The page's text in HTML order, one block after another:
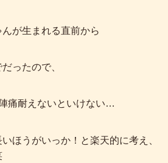
が生まれる直前から
ったので、
痛耐えないといけない…
ほうがいっか！と楽天的に考え、